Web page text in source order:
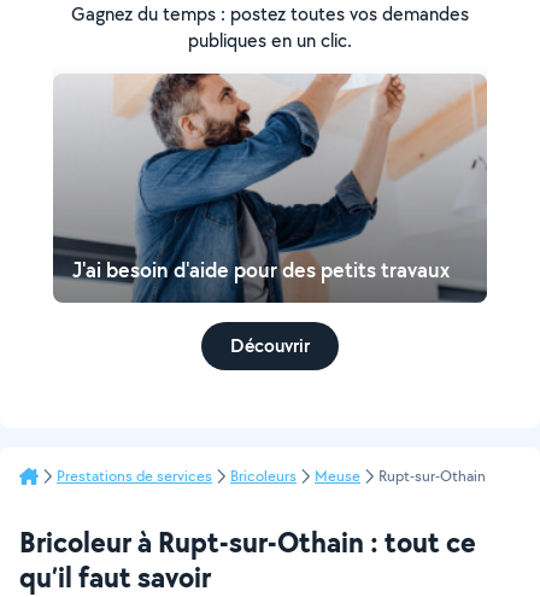
Gagnez du temps : postez toutes vos demandes
publiques en un clic.
J'ai besoin d'aide pour des petits travaux
Découvrir
Prestations de services Bricoleurs Meuse Rupt-sur-Othain
Bricoleur à Rupt-sur-Othain : tout ce
qu’il faut savoir